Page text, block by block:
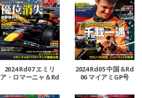
2024 Rd07 エミリ
ア・ロマーニャ＆Rd
ナダGP号
2024 Rd05 中国＆Rd
06 マイアミGP号